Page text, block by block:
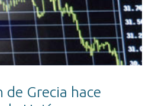
de Grecia hace